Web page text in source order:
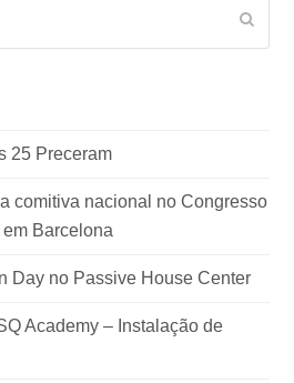
25 Preceram
comitiva nacional no Congresso
Barcelona
Day no Passive House Center
Academy – Instalação de